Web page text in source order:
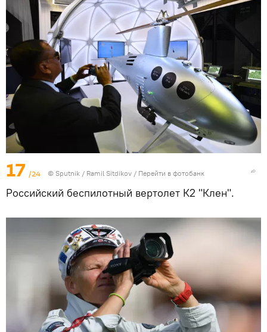
17 /24 © Sputnik / Ramil Sitdikov / Перейти в фотобанк
Российский беспилотный вертолет К2 "Клен".